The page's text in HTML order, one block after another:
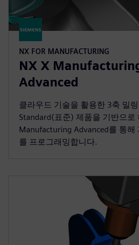
NX FOR MANUFACTURING
NX X
Advanced
클라우드 기술을 활용한 3축 밀
Standard(표준) 제품을 기반으로
Manufacturing Advanced를 통해
를 프로그래밍합니다.